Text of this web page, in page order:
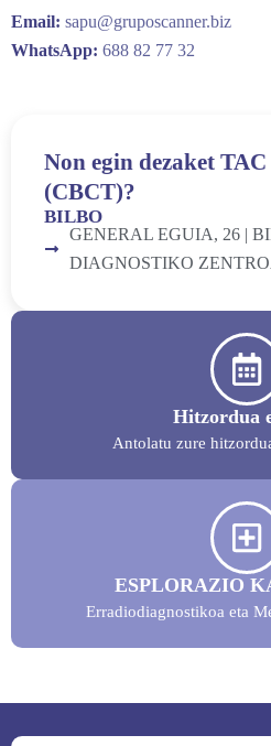
Email: sapu@gruposcanner.biz
WhatsApp: 688 82 77 32
Non egin dezaket
(CBCT)?
BILBO
GENERAL EGUIA, 26 |
DIAGNOSTIKO
Hitzordua
Antolatu zure
ESPLORAZIO
Erradiodiagnostikoa eta